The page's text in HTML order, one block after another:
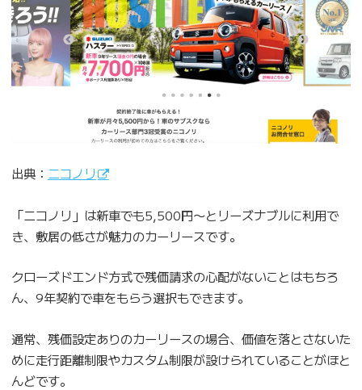
出典： ニコノリ
「ニコノリ」は新車でも5,500円〜とリーズナブルに利用で
き、敷居の低さが魅力のカーリースです。
クローズドエンド方式で残価請求の心配がないことはもちろ
ん、9年契約で車をもらう選択もできます。
通常、残価設定ありのカーリースの場合、価値を落とさないた
めに走行距離制限やカスタム制限が設けられていることがほと
んどです。